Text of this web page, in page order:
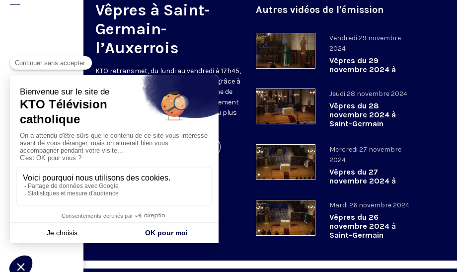
Vêpres à Saint-
Germain-
l’Auxerrois
KTO retransmet, du lundi au vendredi à 17h45,
les vêpres en direct de Saint-Germain grâce à
une technologie innovante : un système de
captation multicaméra en direct totalement
automatisé, qui offre une réalisation au plus
près de la célébration.
Visiter la page de l'émission
Autres vidéos de l'émission
Vendredi 29 novembre
2024
Vêpres du 29
novembre 2024 à
Jeudi 28 novembre 2024
Vêpres du 28
novembre 2024 à
Saint-Germain
Mercredi 27 novembre
2024
Vêpres du 27
novembre 2024 à
Mardi 26 novembre 2024
Vêpres du 26
novembre 2024 à
Saint-Germain